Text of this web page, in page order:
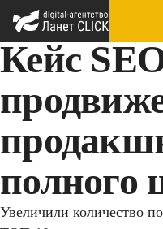
Кейс
полного
Увеличили количество